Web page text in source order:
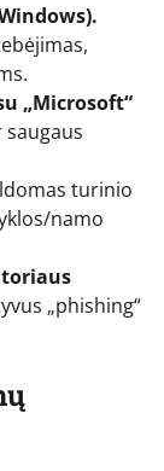
„Microsoft“
saugaus
turinio
namo
„phishing“